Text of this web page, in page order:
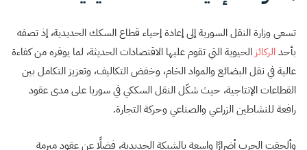
تسعى وزارة النقل السورية إلى إعادة إحياء قطاع السكك الحديدية، إذ تصفه
بأحدالركائز الحيوية التي تقوم عليها الاقتصادات الحديثة، لما يوفره من كفاءة
عالية في نقل البضائع والمواد الخام، وخفض التكاليف، وتعزيز التكامل بين
القطاعات الإنتاجية، حيث شكّل النقل السككي في سوريا على مدى عقود
رافعة للنشاطين الزراعي والصناعي وحركة التجارة.
وألحقت الحرب أضرارًا واسعة بالشبكة الحديدية، فضلًا عن عقود مبرمة